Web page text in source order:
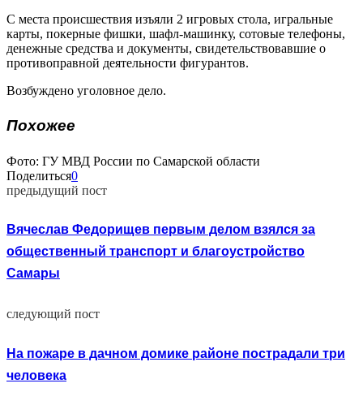
С места происшествия изъяли 2 игровых стола, игральные
карты, покерные фишки, шафл-машинку, сотовые телефоны,
денежные средства и документы, свидетельствовавшие о
противоправной деятельности фигурантов.
Возбуждено уголовное дело.
Похожее
Фото: ГУ МВД России по Самарской области
Поделиться0
предыдущий пост
Вячеслав Федорищев первым делом взялся за
общественный транспорт и благоустройство
Самары
следующий пост
На пожаре в дачном домике районе пострадали три
человека